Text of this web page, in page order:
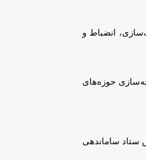
انضباط و
حوزه‌های
ستاد ساماندهی